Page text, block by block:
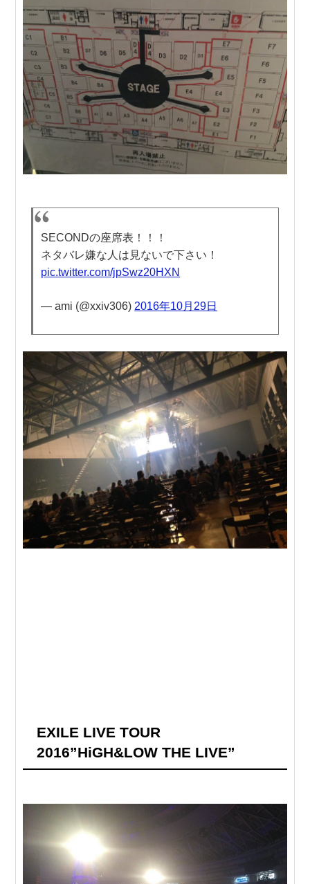
SECONDの座席表！！！
ネタバレ嫌な人は見ないで下さい！
pic.twitter.com/jpSwz20HXN
— ami (@xxiv306) 2016年10月29日
EXILE LIVE TOUR
2016”HiGH&LOW THE LIVE”